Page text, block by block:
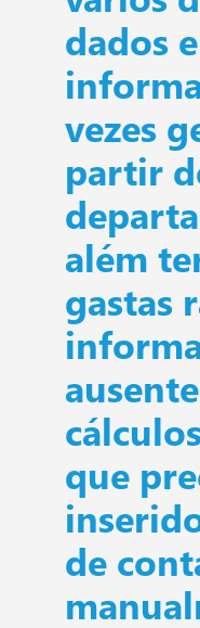
dados e
vezes
partir
além
gastas
que
de